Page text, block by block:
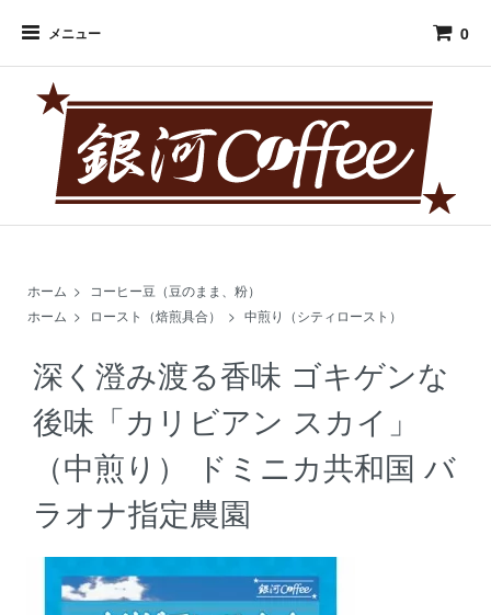
メニュー 0
ホーム >
コーヒー豆（豆のまま、粉）
ホーム > ロースト（焙煎具合） > 中煎り（シティロースト）
深く澄み渡る香味 ゴキゲンな
後味「カリビアン スカイ」
（中煎り） ドミニカ共和国 バ
ラオナ指定農園